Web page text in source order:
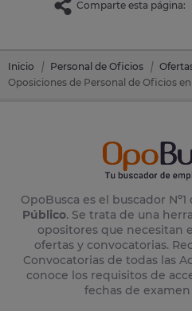
Comparte esta página:
Inicio Personal de Oficios
OpoBusca es el buscador Nº1
Público. Se trata de una
opositores que necesitan
ofertas y convocatorias.
Convocatorias de todas las
conoce los requisitos de
fechas de